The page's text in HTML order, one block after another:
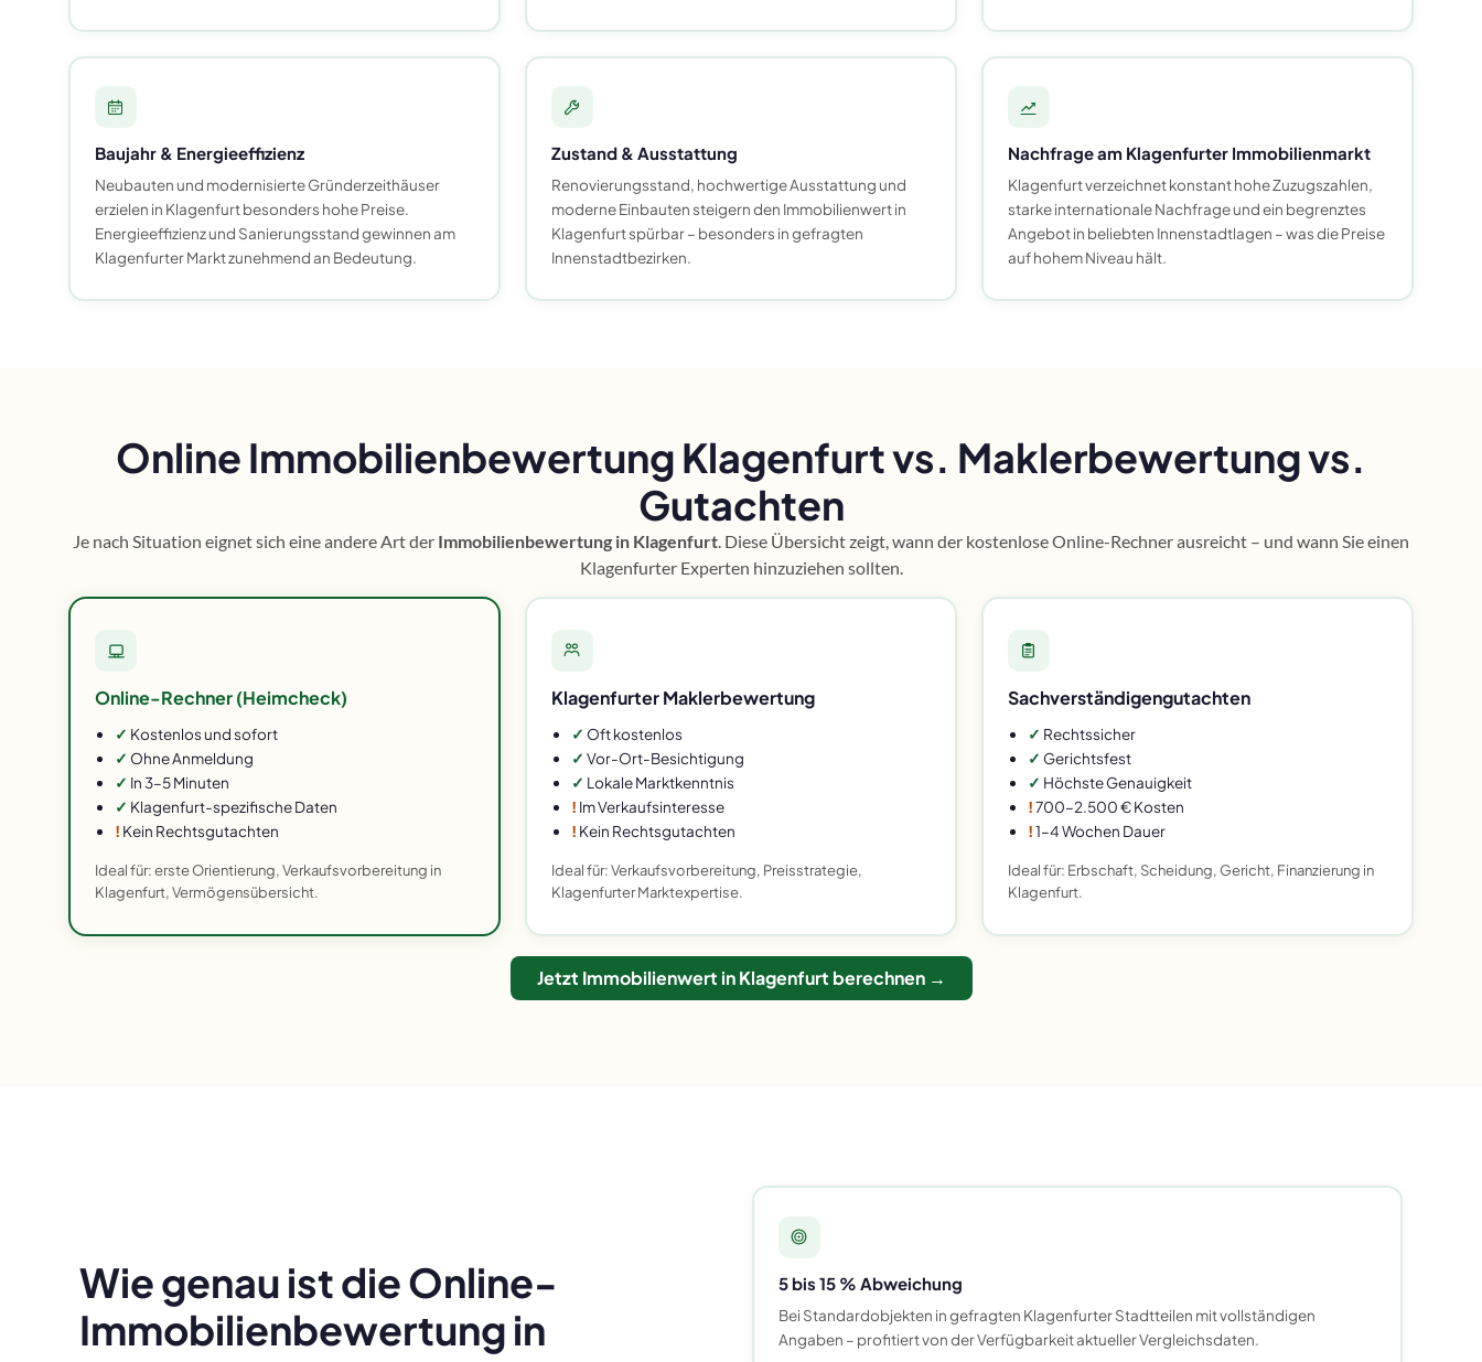
Baujahr & Energieeffizienz
Neubauten und modernisierte Gründerzeithäuser
erzielen in Klagenfurt besonders hohe Preise.
Energieeffizienz und Sanierungsstand gewinnen am
Klagenfurter Markt zunehmend an Bedeutung.
Zustand & Ausstattung
Renovierungsstand, hochwertige Ausstattung und
moderne Einbauten steigern den Immobilienwert in
Klagenfurt spürbar – besonders in gefragten
Innenstadtbezirken.
Nachfrage am Klagenfurter Immobilienmarkt
Klagenfurt verzeichnet konstant hohe Zuzugszahlen,
starke internationale Nachfrage und ein begrenztes
Angebot in beliebten Innenstadtlagen – was die Preise
auf hohem Niveau hält.
Online Immobilienbewertung Klagenfurt vs. Maklerbewertung vs.
Gutachten
Je nach Situation eignet sich eine andere Art der Immobilienbewertung in Klagenfurt . Diese Übersicht zeigt, wann der kostenlose Online-Rechner ausreicht – und wann Sie einen
Klagenfurter Experten hinzuziehen sollten.
Online-Rechner (Heimcheck)
✓ Kostenlos und sofort
✓ Ohne Anmeldung
✓ In 3–5 Minuten
✓ Klagenfurt-spezifische Daten
! Kein Rechtsgutachten
Ideal für: erste Orientierung, Verkaufsvorbereitung in
Klagenfurt, Vermögensübersicht.
Klagenfurter Maklerbewertung
✓ Oft kostenlos
✓ Vor-Ort-Besichtigung
✓ Lokale Marktkenntnis
! Im Verkaufsinteresse
! Kein Rechtsgutachten
Ideal für: Verkaufsvorbereitung, Preisstrategie,
Klagenfurter Marktexpertise.
Sachverständigengutachten
✓ Rechtssicher
✓ Gerichtsfest
✓ Höchste Genauigkeit
!700–2.500 € Kosten
!1–4 Wochen Dauer
Ideal für: Erbschaft, Scheidung, Gericht, Finanzierung in
Klagenfurt.
Jetzt Immobilienwert in Klagenfurt berechnen →
Wie genau ist die Online-
Immobilienbewertung in
5 bis 15 % Abweichung
Bei Standardobjekten in gefragten Klagenfurter Stadtteilen mit vollständigen
Angaben – profitiert von der Verfügbarkeit aktueller Vergleichsdaten.